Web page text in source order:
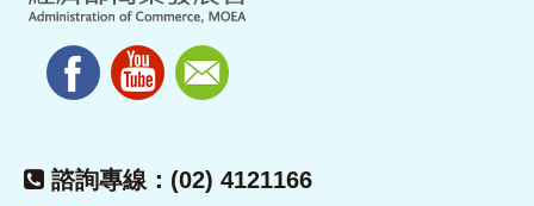
諮詢專線：(02) 4121166